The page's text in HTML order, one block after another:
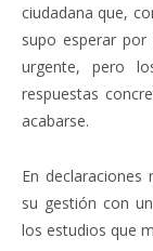
ciudadana que,
supo esperar
urgente, pero
respuestas
acabarse.
En
su gestión con
los estudios que